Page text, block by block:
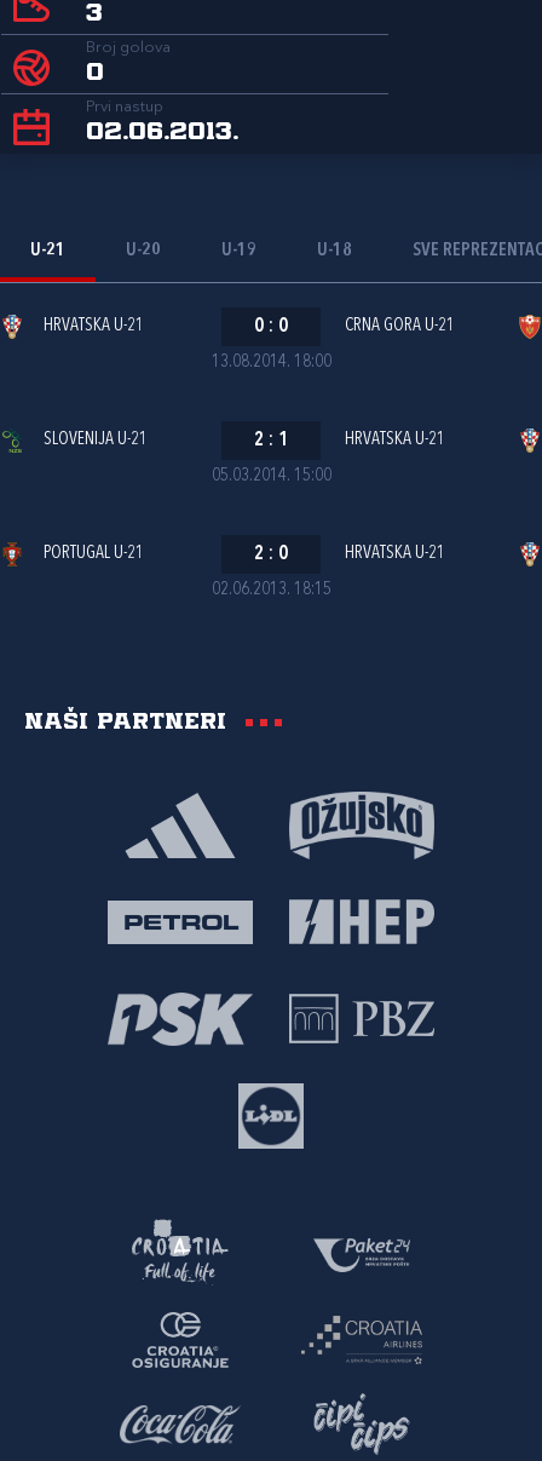
3
Broj golova
0
Prvi nastup
02.06.2013.
U-21 U-20 U-19 U-18 SVE
13.08.2014. 18:00
HRVATSKA U-21 0 : 0 CRNA GORA U-21
05.03.2014. 15:00
SLOVENIJA U-21 2 : 1 HRVATSKA U-21
02.06.2013. 18:15
PORTUGAL U-21 2 : 0 HRVATSKA U-21
Naši partneri